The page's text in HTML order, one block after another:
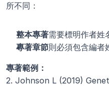
所不同：
整本專著需要標明作者姓
專著章節則必須包含編者
專著範例：
2. Johnson L (2019)